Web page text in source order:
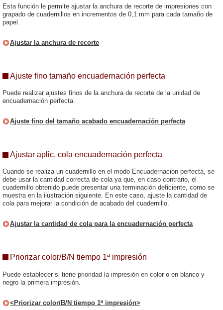
Esta función le permite ajustar la anchura de recorte de impresiones con
grapado de cuadernillos en incrementos de 0,1 mm para cada tamaño de
papel.
Ajustar la anchura de recorte
Ajuste fino tamaño encuadernación perfecta
Puede realizar ajustes finos de la anchura de recorte de la unidad de
encuadernación perfecta.
Ajuste fino del tamaño acabado encuadernación perfecta
Ajustar aplic. cola encuadernación perfecta
Cuando se realiza un cuadernillo en el modo Encuadernación perfecta, se
debe usar la cantidad correcta de cola ya que, en caso contrario, el
cuadernillo obtenido puede presentar una terminación deficiente, como se
muestra en la ilustración siguiente. En este caso, ajuste la cantidad de
cola para mejorar la condición de acabado del cuadernillo.
Ajustar la cantidad de cola para la encuadernación perfecta
Priorizar color/B/N tiempo 1ª impresión
Puede establecer si tiene prioridad la impresión en color o en blanco y
negro la primera impresión.
<Priorizar color/B/N tiempo 1ª impresión>